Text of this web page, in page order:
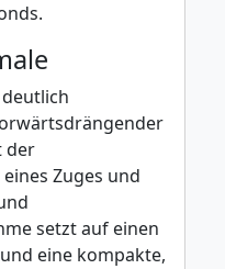
der
Zuges und
setzt auf einen
eine kompakte,